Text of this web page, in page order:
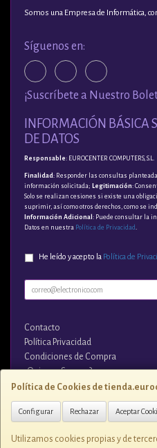
Política de Cookies de
Configurar Rechazar Aceptar
Utilizamos cookies propias y de
Somos una Empresa de Informática,
Síguenos en:
¡Suscríbete a Nuestro
INFORMACIÓN BÁSICA
DE DATOS
Responsable: EUROCENTER COMPUTERS, S.L.
Finalidad : Responder las consultas
información solicitada; Legitimación:
Solo se realizan cesiones si existe una
suprimir, así como otros derechos, como se
Información Adicional : Puede consultar la
Datos en nuestra Política de Privacidad
He leído y acepto la Política de
Contacto
Política Privacidad
Condiciones de Compra
¿Quienes Somos?
Contacto
tienda@eurocenter-